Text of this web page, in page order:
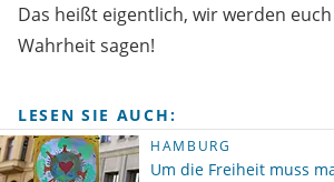
Das heißt eigentlich, wir werden
Wahrheit sagen!
LESEN SIE AUCH:
HAMBURG
Um die Freiheit muss